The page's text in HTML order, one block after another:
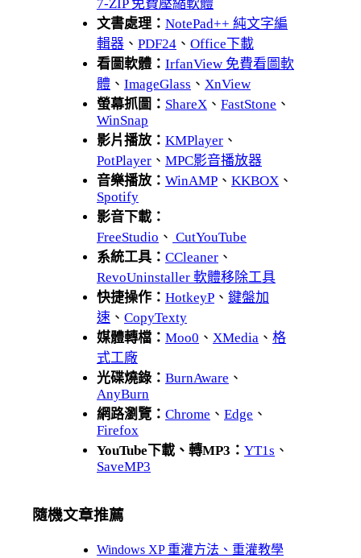
7-ZIP 免費壓縮軟體
文書處理： NotePad++ 純文字編
輯器 、 PDF24 、 Office下載
看圖軟體： IrfanView 免費看圖軟
體 、 ImageGlass 、 XnView
螢幕抓圖： ShareX 、 FastStone 、
WinSnap
影片播放： KMPlayer 、
PotPlayer 、 MPC影音播放器
音樂播放： WinAMP 、 KKBOX 、
Spotify
影音下載：
FreeStudio 、 CutYouTube
系統工具： CCleaner 、
RevoUninstaller 軟體移除工具
快捷操作： HotkeyP 、 鍵盤加
速 、 CopyTexty
媒體轉檔： Moo0 、 XMedia 、 格
式工廠
光碟燒錄： BurnAware 、
AnyBurn
網路瀏覽： Chrome 、 Edge 、
Firefox
YouTube下載、轉MP3： YT1s 、
SaveMP3
隨機文章推薦
Windows XP 重灌方法、重灌教學